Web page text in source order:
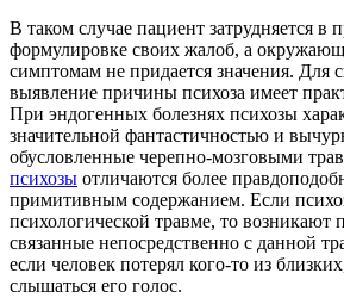
В таком случае пациент затрудняется в
формулировке своих жалоб, а
симптомам не придается значения. Для
выявление причины психоза имеет
При эндогенных болезнях психозы
значительной фантастичностью и
обусловленные черепно-мозговыми
психозы отличаются более
примитивным содержанием. Если
психологической травме, то возникают
связанные непосредственно с данной
если человек потерял кого-то из
слышаться его голос.